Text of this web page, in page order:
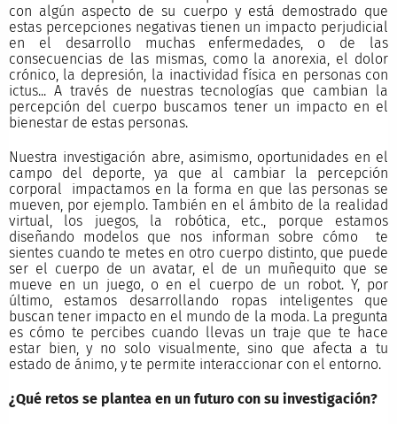
con algún aspecto de su cuerpo y está demostrado que
estas percepciones negativas tienen un impacto perjudicial
en el desarrollo muchas enfermedades, o de las
consecuencias de las mismas, como la anorexia, el dolor
crónico, la depresión, la inactividad física en personas con
ictus... A través de nuestras tecnologías que cambian la
percepción del cuerpo buscamos tener un impacto en el
bienestar de estas personas.
Nuestra investigación abre, asimismo, oportunidades en el
campo del deporte, ya que al cambiar la percepción
corporal impactamos en la forma en que las personas se
mueven, por ejemplo. También en el ámbito de la realidad
virtual, los juegos, la robótica, etc., porque estamos
diseñando modelos que nos informan sobre cómo te
sientes cuando te metes en otro cuerpo distinto, que puede
ser el cuerpo de un avatar, el de un muñequito que se
mueve en un juego, o en el cuerpo de un robot. Y, por
último, estamos desarrollando ropas inteligentes que
buscan tener impacto en el mundo de la moda. La pregunta
es cómo te percibes cuando llevas un traje que te hace
estar bien, y no solo visualmente, sino que afecta a tu
estado de ánimo, y te permite interaccionar con el entorno.
¿Qué retos se plantea en un futuro con su investigación?